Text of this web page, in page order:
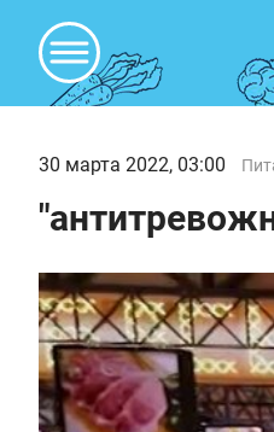
30 марта 2022, 03:00